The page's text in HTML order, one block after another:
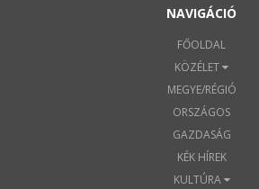
NAVIGÁCIÓ
FŐOLDAL
KÖZÉLET
MEGYE/RÉGIÓ
ORSZÁGOS
GAZDASÁG
KÉK HÍREK
KULTÚRA